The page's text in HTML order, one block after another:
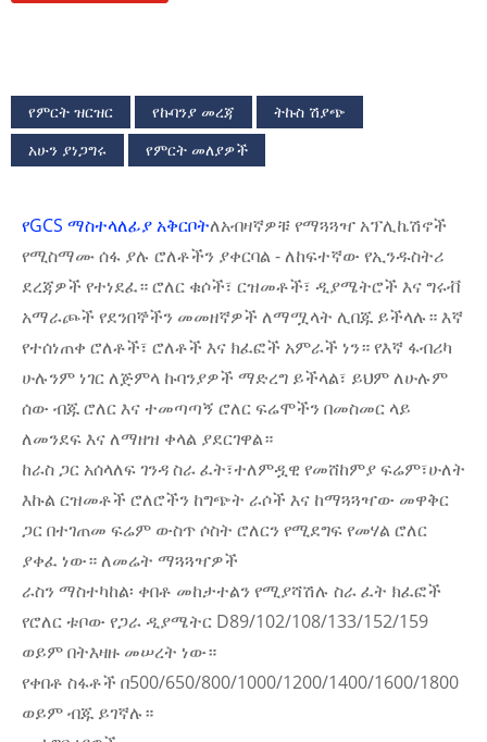
የምርት ዝርዝር የኩባንያ መረጃ
ትኩስ ሽያጭ
አሁን ያነጋግሩ
የምርት መለያዎች
የGCS ማስተላለፊያ አቅርቦትለአብዛኛዎቹ የማጓጓዣ አፕሊኬሽኖች
የሚስማሙ ሰፋ ያሉ ሮለቶችን ያቀርባል - ለከፍተኛው የኢንዱስትሪ
ደረጃዎች የተነደፈ። ሮለር ቁሶች፣ ርዝመቶች፣ ዲያሜትሮች እና ግሩቭ
አማራጮች የደንበኞችን መመዘኛዎች ለማሟላት ሊበጁ ይችላሉ። እኛ
የተሰነጠቀ ሮለቶች፣ ሮለቶች እና ክፈፎች አምራች ነን። የእኛ ፋብሪካ
ሁሉንም ነገር ለጅምላ ኩባንያዎች ማድረግ ይችላል፣ ይህም ለሁሉም
ሰው ብጁ ሮለር እና ተመጣጣኝ ሮለር ፍሬሞችን በመስመር ላይ
ለመንደፍ እና ለማዘዝ ቀላል ያደርገዋል።
ከራስ ጋር አሰላለፍ ገንዳ ስራ ፈት፣ተለምዷዊ የመሸከምያ ፍሬም፣ሁለት
እኩል ርዝመቶች ሮለሮችን ከግጭት ራሶች እና ከማጓጓዣው መዋቅር
ጋር በተገጠመ ፍሬም ውስጥ ሶስት ሮለርን የሚደግፍ የመሃል ሮለር
ያቀፈ ነው። ለመሬት ማጓጓዣዎች
ራስን ማስተካከል፡ ቀበቶ መከታተልን የሚያሻሽሉ ስራ ፈት ክፈፎች
የሮለር ቱቦው የጋራ ዲያሜትር D89/102/108/133/152/159
ወይም በትእዛዙ መሠረት ነው።
የቀበቶ ስፋቶች በ500/650/800/1000/1200/1400/1600/1800
ወይም ብጁ ይገኛሉ።